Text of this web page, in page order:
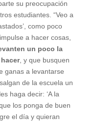
su preocupación
estudiantes. “Veo a
como poco
a hacer cosas,
un poco la
, y que busquen
ganas a levantarse
de la escuela un
haga decir: ‘A la
los ponga de buen
el día y quieran